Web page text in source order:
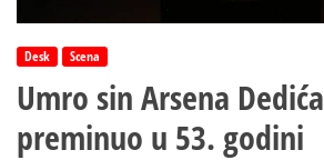
Desk Scena
Umro sin Arsena
preminuo u 53. godini